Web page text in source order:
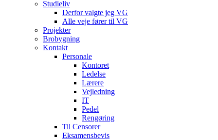
Studieliv
Derfor valgte jeg VG
Alle veje fører til VG
Projekter
Brobygning
Kontakt
Personale
Kontoret
Ledelse
Lærere
Vejledning
IT
Pedel
Rengøring
Til Censorer
Eksamensbevis